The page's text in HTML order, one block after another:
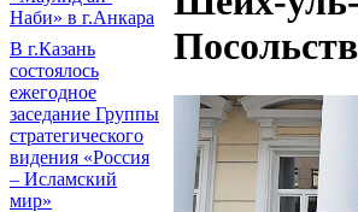
Наби» в г.Анкара
В г.Казань
состоялось
ежегодное
заседание Группы
стратегического
видения «Россия
– Исламский
мир»